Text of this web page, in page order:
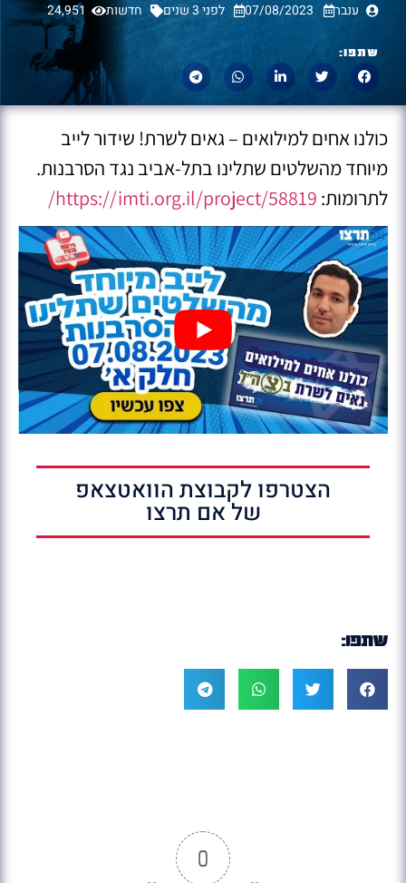
ענבר 07/08/2023 לפני 3 שנים חדשות 24,951
שתפו:
כולנו אחים למילואים – גאים לשרת! שידור לייב
מיוחד מהשלטים שתלינו בתל-אביב נגד הסרבנות.
לתרומות: https://imti.org.il/project/58819/
הצטרפו לקבוצת הוואטצאפ
של אם תרצו
שתפו:
0